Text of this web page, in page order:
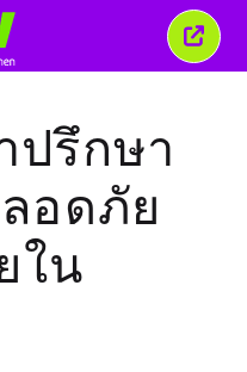
ปิด
หน้าต่
ปรึกษา
อดภัย
ใน